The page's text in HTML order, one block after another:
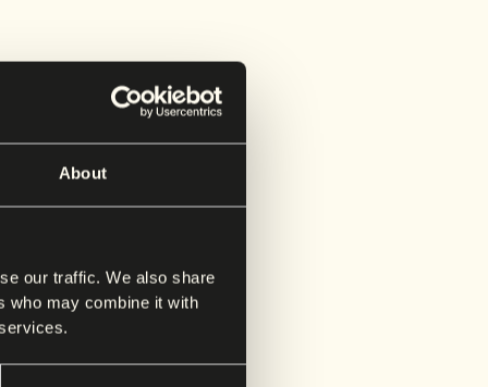
About
our traffic. We also share
who may combine it with